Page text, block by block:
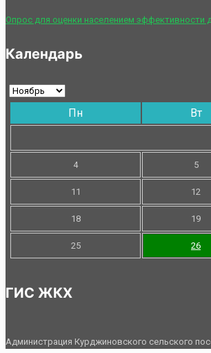
Опрос для оценки населением эффективности
Календарь
Пн Вт
4 5
11 12
18 19
25 26
ГИС ЖКХ
Администрация Курджиновского сельского